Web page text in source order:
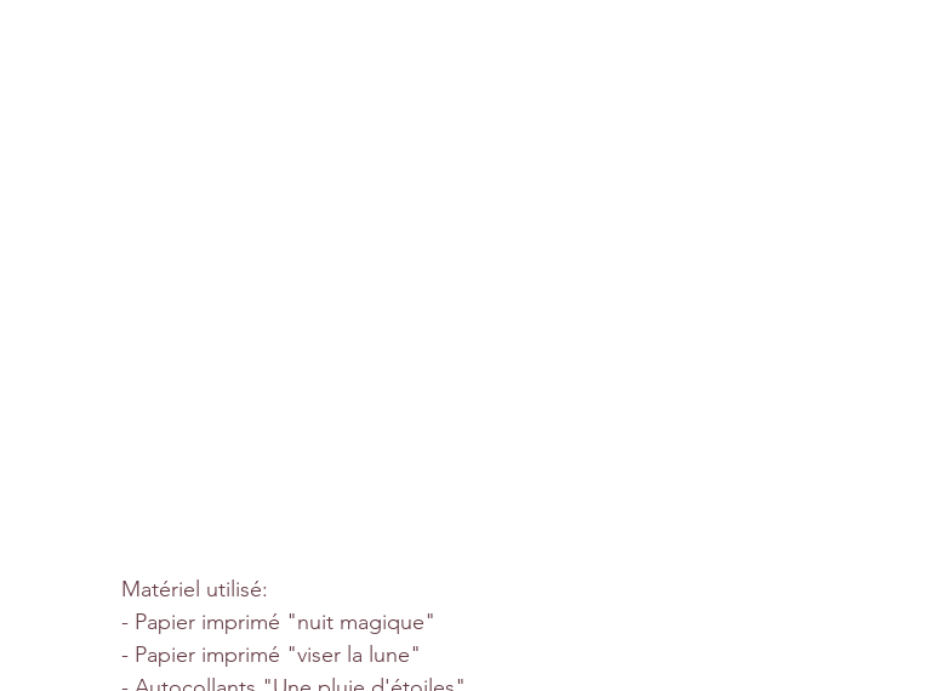
Matériel utilisé:
- Papier imprimé "nuit magique"
- Papier imprimé "viser la lune"